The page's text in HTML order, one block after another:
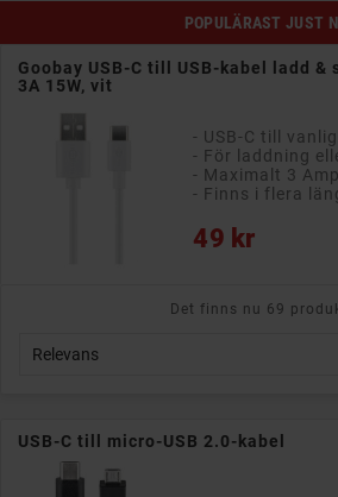
POPULÄRAST JUST
Goobay USB-C till USB-kabel ladd
3A 15W, svart
49 kr
Pris
Det finns nu 69
Relevans
USB-C till micro-USB 2.0-kabel